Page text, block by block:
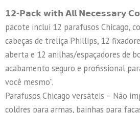
𝟭𝟮-𝗣𝗮𝗰𝗸 𝘄𝗶𝘁𝗵 𝗔𝗹𝗹 𝗡𝗲𝗰𝗲𝘀𝘀𝗮𝗿𝘆
pacote inclui 12 parafusos Chicago,
cabeças de treliça Phillips, 12
aberta e 12 anilhas/espaçadores de
acabamento seguro e profissional
você mesmo”.
Parafusos Chicago versáteis – Não
coldres para armas, bainhas para